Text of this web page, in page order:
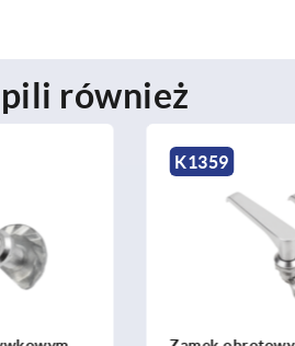
również
K1359